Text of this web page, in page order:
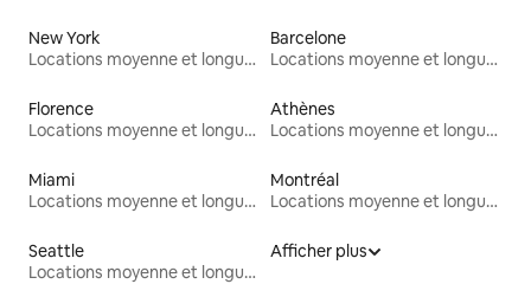
New York
Locations moyenne et longue durée
Barcelone
Locations moyenne et longue durée
Florence
Locations moyenne et longue durée
Athènes
Locations moyenne et longue durée
Miami
Locations moyenne et longue durée
Montréal
Locations moyenne et longue durée
Seattle
Locations moyenne et longue durée
Afficher plus